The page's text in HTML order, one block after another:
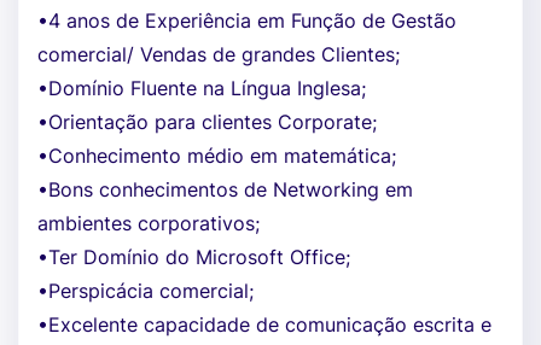
•4 anos de Experiência em Função de Gestão
comercial/ Vendas de grandes Clientes;
•Domínio Fluente na Língua Inglesa;
•Orientação para clientes Corporate;
•Conhecimento médio em matemática;
•Bons conhecimentos de Networking em
ambientes corporativos;
•Ter Domínio do Microsoft Office;
•Perspicácia comercial;
•Excelente capacidade de comunicação escrita e